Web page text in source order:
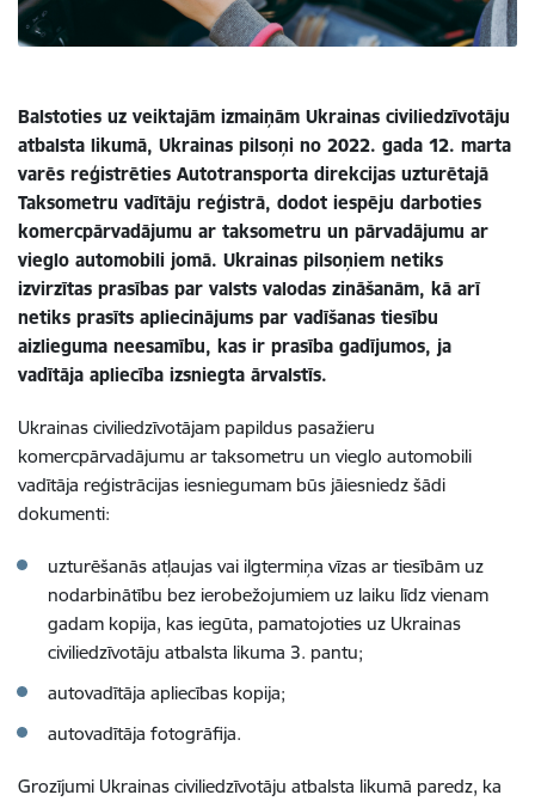
Balstoties uz veiktajām izmaiņām Ukrainas civiliedzīvotāju
atbalsta likumā, Ukrainas pilsoņi no 2022. gada 12. marta
varēs reģistrēties Autotransporta direkcijas uzturētajā
Taksometru vadītāju reģistrā, dodot iespēju darboties
komercpārvadājumu ar taksometru un pārvadājumu ar
vieglo automobili jomā. Ukrainas pilsoņiem netiks
izvirzītas prasības par valsts valodas zināšanām, kā arī
netiks prasīts apliecinājums par vadīšanas tiesību
aizlieguma neesamību, kas ir prasība gadījumos, ja
vadītāja apliecība izsniegta ārvalstīs.
Ukrainas civiliedzīvotājam papildus pasažieru
komercpārvadājumu ar taksometru un vieglo automobili
vadītāja reģistrācijas iesniegumam būs jāiesniedz šādi
dokumenti:
uzturēšanās atļaujas vai ilgtermiņa vīzas ar tiesībām uz
nodarbinātību bez ierobežojumiem uz laiku līdz vienam
gadam kopija, kas iegūta, pamatojoties uz Ukrainas
civiliedzīvotāju atbalsta likuma 3. pantu;
autovadītāja apliecības kopija;
autovadītāja fotogrāfija.
Grozījumi Ukrainas civiliedzīvotāju atbalsta likumā paredz, ka